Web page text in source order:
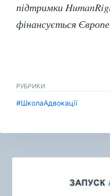
підтримки
фінансується
РУБРИКИ
#ШколаАдвокації
Навигация